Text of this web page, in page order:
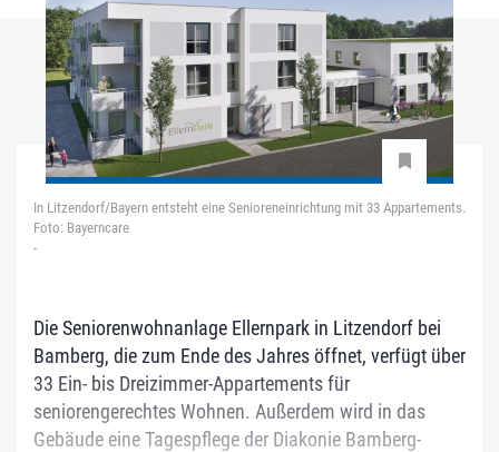
In Litzendorf/Bayern entsteht eine Senioreneinrichtung mit 33 Appartements.
Foto: Bayerncare
-
Die Seniorenwohnanlage Ellernpark in Litzendorf bei
Bamberg, die zum Ende des Jahres öffnet, verfügt über
33 Ein- bis Dreizimmer-Appartements für
seniorengerechtes Wohnen. Außerdem wird in das
Gebäude eine Tagespflege der Diakonie Bamberg-